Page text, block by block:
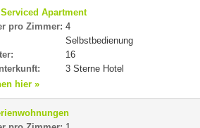
Apartment
pro Zimmer: 4
Selbstbedienung
16
3 Sterne Hotel
hier »